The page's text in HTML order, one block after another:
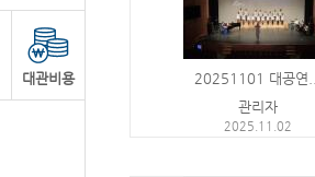
대관비용
20251101 대공연...
관리자
2025.11.02